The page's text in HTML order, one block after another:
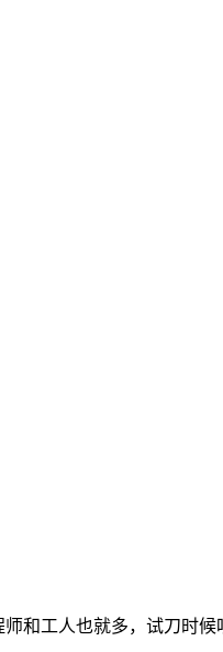
和工人也就多，试刀时